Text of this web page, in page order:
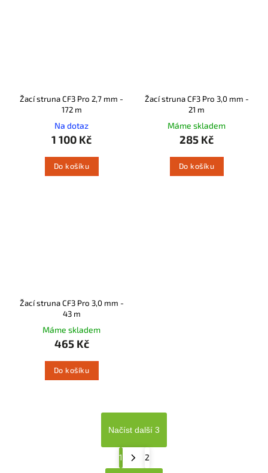
Žací struna CF3 Pro 2,7 mm -
172 m
Na dotaz
1 100 Kč
Do košíku
Žací struna CF3 Pro 3,0 mm -
21 m
Máme skladem
285 Kč
Do košíku
Žací struna CF3 Pro 3,0 mm -
43 m
Máme skladem
465 Kč
Do košíku
Načíst další 3
1 2